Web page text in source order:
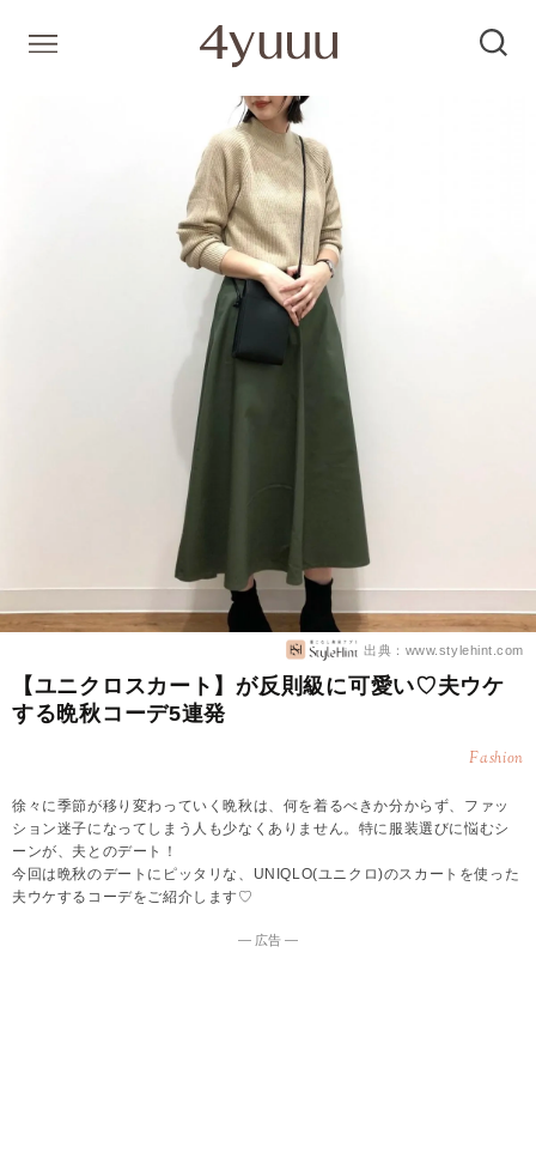
出典：www.stylehint.com
【ユニクロスカート】が反則級に可愛い♡夫ウケ
する晩秋コーデ5連発
Fashion
徐々に季節が移り変わっていく晩秋は、何を着るべきか分からず、ファッ
ション迷子になってしまう人も少なくありません。特に服装選びに悩むシ
ーンが、夫とのデート！
今回は晩秋のデートにピッタリな、UNIQLO(ユニクロ)のスカートを使った
夫ウケするコーデをご紹介します♡
― 広告 ―